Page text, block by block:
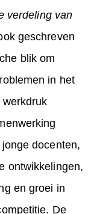
verdeling van
geschreven
blik om
in het
docenten,
ontwikkelingen,
en groei in
De